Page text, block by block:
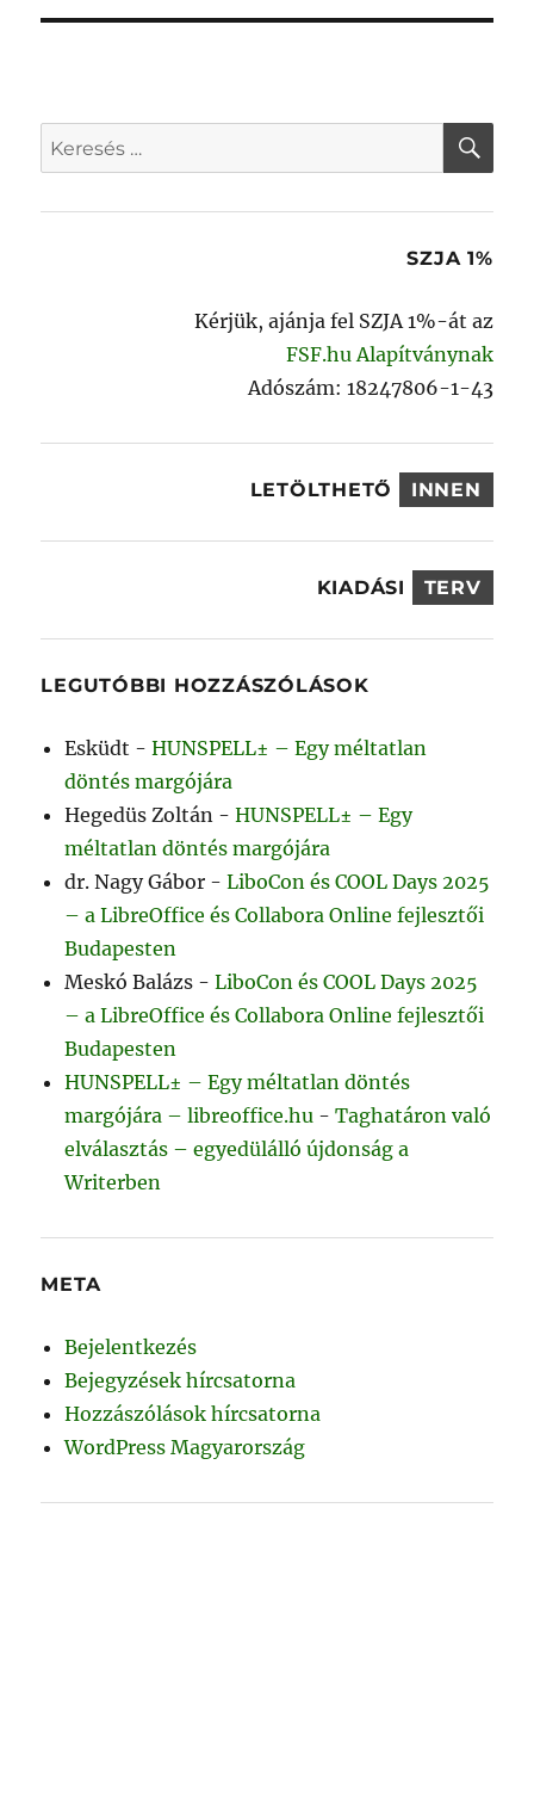
Keresés
a
következő
SZJA 1%
Kérjük, ajánja fel SZJA 1%-át az
FSF.hu Alapítványnak
Adószám: 18247806-1-43
LETÖLTHETŐ INNEN
KIADÁSI TERV
LEGUTÓBBI HOZZÁSZÓLÁSOK
Esküdt -HUNSPELL± – Egy méltatlan
döntés margójára
Hegedüs Zoltán -HUNSPELL± – Egy
méltatlan döntés margójára
dr. Nagy Gábor -LiboCon és COOL Days 2025
– a LibreOffice és Collabora Online fejlesztői
Budapesten
Meskó Balázs -LiboCon és COOL Days 2025
– a LibreOffice és Collabora Online fejlesztői
Budapesten
HUNSPELL± – Egy méltatlan döntés
margójára – libreoffice.hu -Taghatáron való
elválasztás – egyedülálló újdonság a
Writerben
META
Bejelentkezés
Bejegyzések hírcsatorna
Hozzászólások hírcsatorna
WordPress Magyarország